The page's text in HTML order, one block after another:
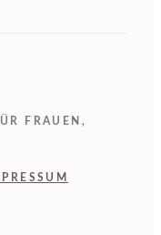
FRAUEN,